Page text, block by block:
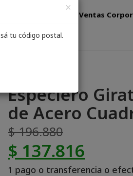
Ventas
Especiero
de Acero
$ 196.880
$ 137.816
1 pago o transferencia o
×
tu código postal.